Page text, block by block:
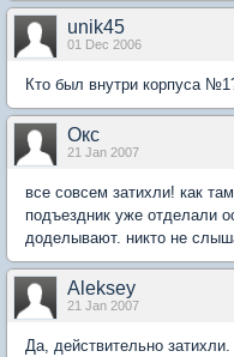
unik45
01 Dec 2006
Кто был внутри корпуса
Окс
21 Jan 2007
все совсем затихли! как
подъездник уже отделали
доделывают. никто не
Aleksey
21 Jan 2007
Да, действительно